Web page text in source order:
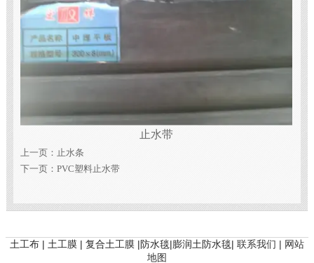
止水带
上一页： 止水条
下一页： PVC塑料止水带
土工布 | 土工膜 | 复合土工膜 |防水毯|膨润土防水毯| 联系我们 | 网站
地图